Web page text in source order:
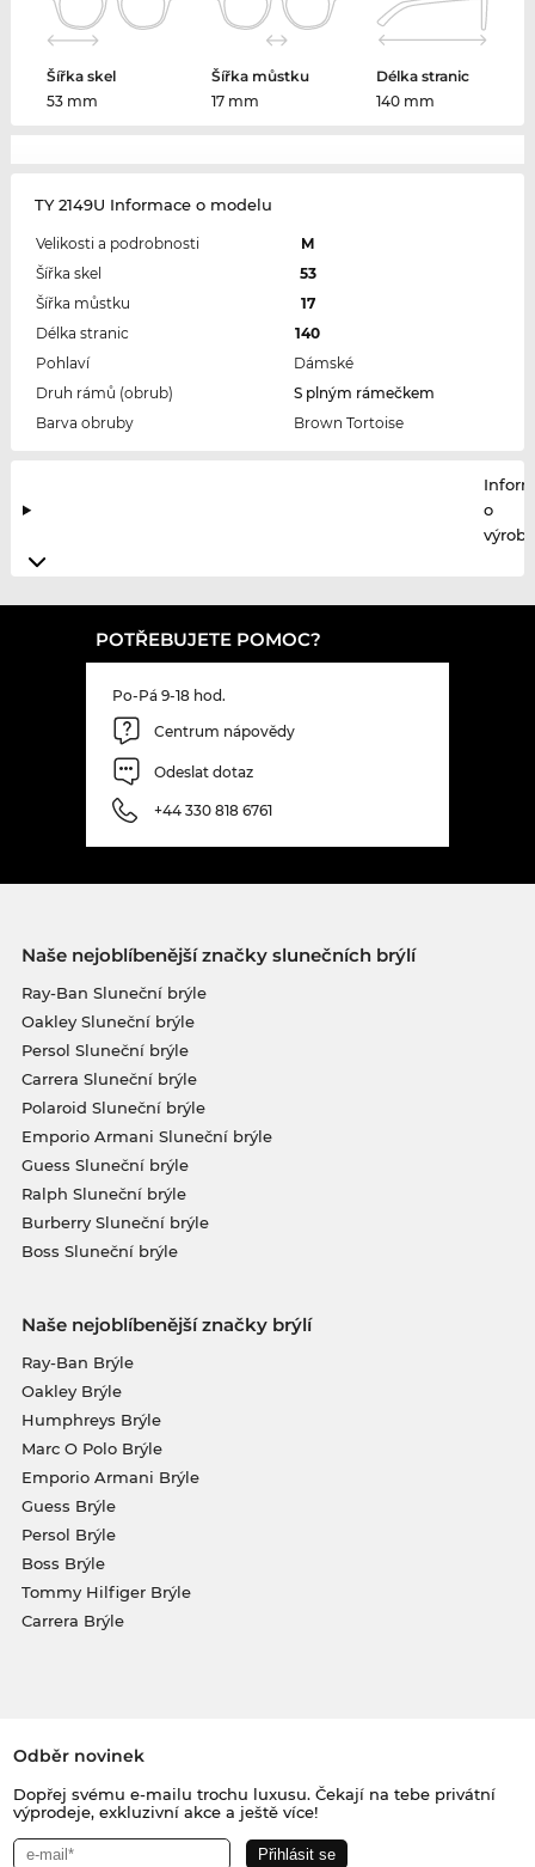
Šířka skel
53 mm
Šířka můstku
17 mm
Délka stranic
140 mm
TY 2149U Informace o modelu
Velikosti a podrobnosti
M
Šířka skel
53
Šířka můstku
17
Délka stranic
140
Pohlaví
Dámské
Druh rámů (obrub)
S plným rámečkem
Barva obruby
Brown Tortoise
o
POTŘEBUJETE POMOC?
Po-Pá 9-18 hod.
Centrum nápovědy
Odeslat dotaz
+44 330 818 6761
Naše nejoblíbenější značky slunečních brýlí
Ray-Ban Sluneční brýle
Oakley Sluneční brýle
Persol Sluneční brýle
Carrera Sluneční brýle
Polaroid Sluneční brýle
Emporio Armani Sluneční brýle
Guess Sluneční brýle
Ralph Sluneční brýle
Burberry Sluneční brýle
Boss Sluneční brýle
Naše nejoblíbenější značky brýlí
Ray-Ban Brýle
Oakley Brýle
Humphreys Brýle
Marc O Polo Brýle
Emporio Armani Brýle
Guess Brýle
Persol Brýle
Boss Brýle
Tommy Hilfiger Brýle
Carrera Brýle
Odběr novinek
Dopřej svému e-mailu trochu luxusu. Čekají na tebe privátní
výprodeje, exkluzivní akce a ještě více!